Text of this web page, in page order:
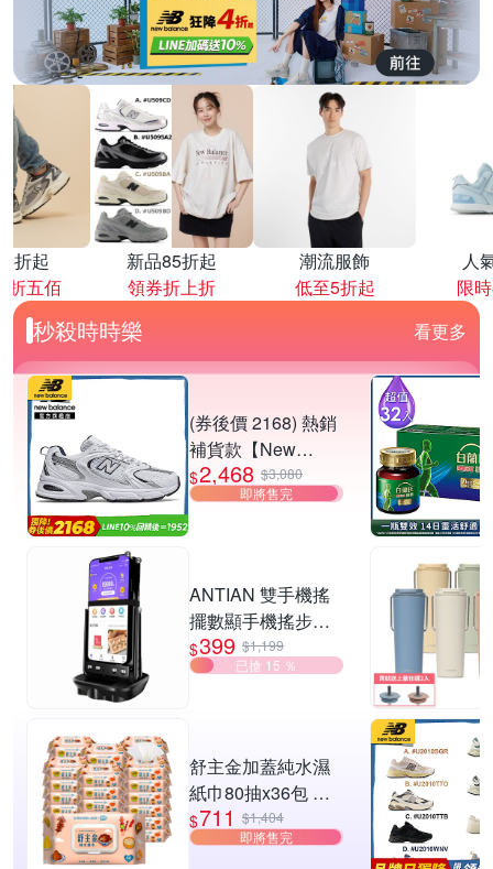
折起
折五佰
新品85折起
領券折上折
潮流服飾
低至5折起
人
限
秒殺時時樂 看更多
(券後價 2168) 熱銷
補貨款【New
Balance】復古運動
鞋_中性_白銀
$2,468 $3,080
即將售完
ANTIAN 雙手機搖
擺數顯手機搖步機
靜音自動計步器 搖
步器 刷步數神器 搖
$399 $1,199
已搶 15 ％
舒主金加蓋純水濕
紙巾80抽x36包 台
灣製 濕巾
$711 $1,404
即將售完